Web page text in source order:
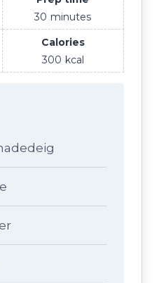
30 minutes
Calories
300 kcal